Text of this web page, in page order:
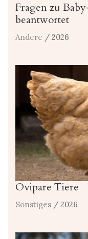
Fragen zu
beantwortet
Andere / 2026
Ovipare Tiere
Sonstiges / 2026